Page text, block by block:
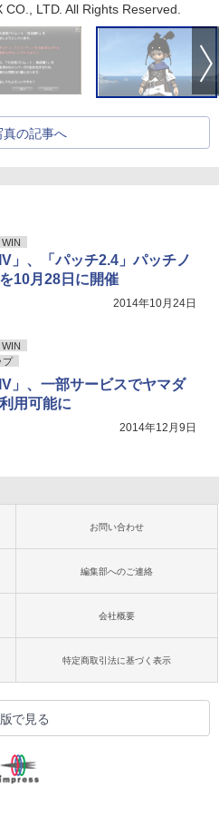
LTD. All Rights Reserved.
真の記事へ
WIN
」、「パッチ2.4」パッチノ
10月28日に開催
2014年10月24日
WIN
プ
」、一部サービスでヤマダ
用可能に
2014年12月9日
お問い合わせ
編集部へのご連絡
会社概要
特定商取引法に基づく表示
で見る